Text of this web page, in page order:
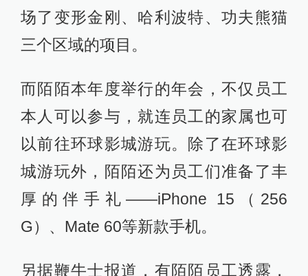
场了变形金刚、哈利波特、功夫熊猫
三个区域的项目。
而陌陌本年度举行的年会，不仅员工
本人可以参与，就连员工的家属也可
以前往环球影城游玩。除了在环球影
城游玩外，陌陌还为员工们准备了丰
厚的伴手礼——iPhone 15（256
G）、Mate 60等新款手机。
另据鞭牛士报道，有陌陌员工透露，